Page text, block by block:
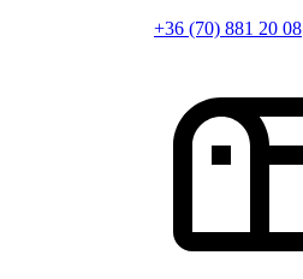
+36 (70) 881 20 08